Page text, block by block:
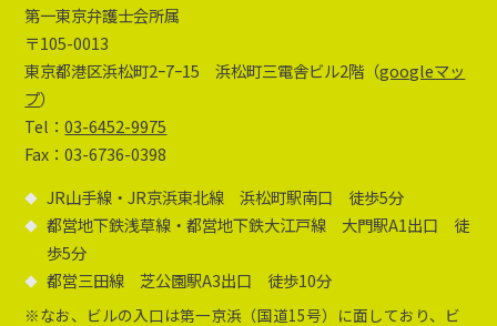
第一東京弁護士会所属
〒105-0013
東京都港区浜松町2ｰ7ｰ15 浜松町三電舎ビル2階（googleマッ
プ）
Tel：03-6452-9975
Fax：03-6736-0398
JR山手線・JR京浜東北線 浜松町駅南口 徒歩5分
都営地下鉄浅草線・都営地下鉄大江戸線 大門駅A1出口 徒
歩5分
都営三田線 芝公園駅A3出口 徒歩10分
※なお、ビルの入口は第一京浜（国道15号）に面しており、ビ